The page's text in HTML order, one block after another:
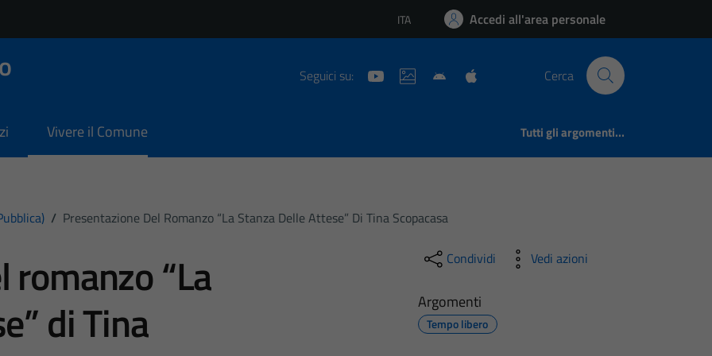
Lingua attiva:
ITA Accedi all'area personale
Seguici su: Cerca
Vivere il Comune Tutti gli argomenti...
/ Presentazione Del Romanzo “La Stanza Delle Attese” Di Tina Scopacasa
romanzo “La
di Tina
Condividi Vedi azioni
Argomenti
Tempo libero